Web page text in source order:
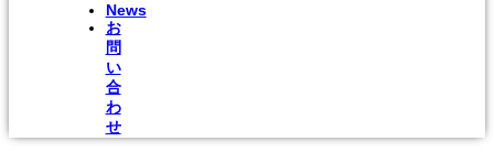
News
お
問
い
合
わ
せ